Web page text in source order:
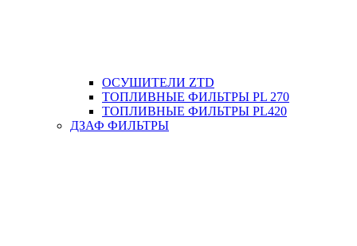
ОСУШИТЕЛИ ZTD
ТОПЛИВНЫЕ ФИЛЬТРЫ PL 270
ТОПЛИВНЫЕ ФИЛЬТРЫ PL420
ДЗАФ ФИЛЬТРЫ